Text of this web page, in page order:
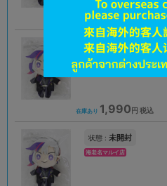
在庫あり 1,990円 税込
状態 :A
神戸店
在庫あり 1,990円 税込
状態 : 未開封
海老名マルイ店